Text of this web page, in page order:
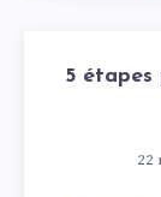
5 étapes
22